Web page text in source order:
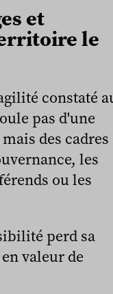
et
le
constaté
pas d'une
des cadres
les
ou les
perd sa
valeur de